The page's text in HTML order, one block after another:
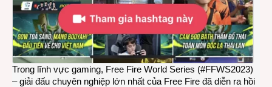
Trong lĩnh vực gaming, Free Fire World Series (#FFWS2023)
– giải đấu chuyên nghiệp lớn nhất của Free Fire đã diễn ra hồi